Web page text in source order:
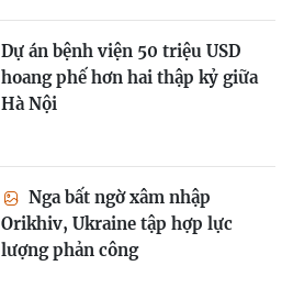
Dự án bệnh viện 50 triệu USD
hoang phế hơn hai thập kỷ giữa
Hà Nội
Nga bất ngờ xâm nhập
Orikhiv, Ukraine tập hợp lực
lượng phản công